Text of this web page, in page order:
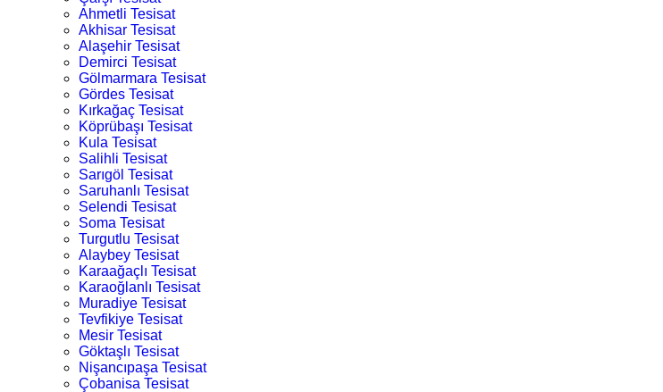
Ahmetli Tesisat
Akhisar Tesisat
Alaşehir Tesisat
Demirci Tesisat
Gölmarmara Tesisat
Gördes Tesisat
Kırkağaç Tesisat
Köprübaşı Tesisat
Kula Tesisat
Salihli Tesisat
Sarıgöl Tesisat
Saruhanlı Tesisat
Selendi Tesisat
Soma Tesisat
Turgutlu Tesisat
Alaybey Tesisat
Karaağaçlı Tesisat
Karaoğlanlı Tesisat
Muradiye Tesisat
Tevfikiye Tesisat
Mesir Tesisat
Göktaşlı Tesisat
Nişancıpaşa Tesisat
Çobanisa Tesisat